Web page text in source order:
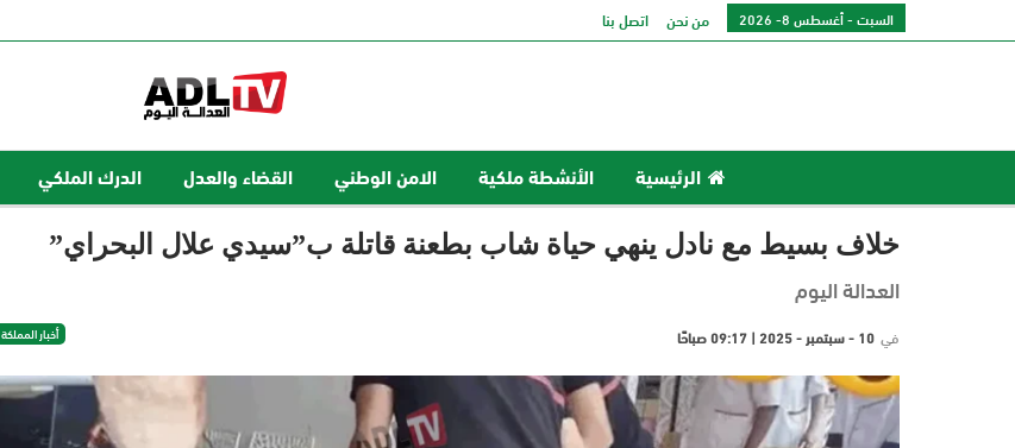
السبت - أغسطس 8- 2026 من نحن اتصل بنا
الرئيسية الأنشطة ملكية الامن الوطني القضاء والعدل الدرك الملكي
خلاف بسيط مع نادل ينهي حياة شاب بطعنة قاتلة ب”سيدي علال البحراي”
العدالة اليوم
أخبار المملكة في 10 - سبتمبر - 2025 | 09:17 صباحًا